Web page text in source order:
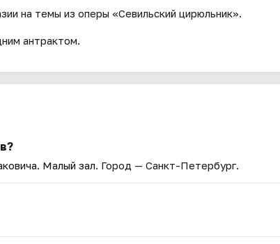
на темы из оперы «Севильский цирюльник».
антрактом.
Малый зал. Город — Санкт-Петербург.